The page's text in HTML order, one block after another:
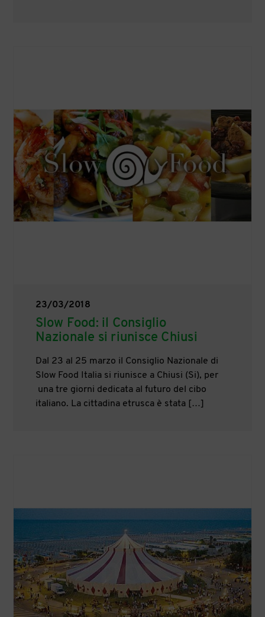
23/03/2018
Slow Food: il Consiglio
Nazionale si riunisce Chiusi
Dal 23 al 25 marzo il Consiglio Nazionale di
Slow Food Italia si riunisce a Chiusi (Si), per
una tre giorni dedicata al futuro del cibo
italiano. La cittadina etrusca è stata […]